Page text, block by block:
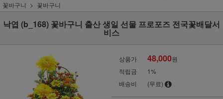
꽃바구니 꽃바구니
낙엽 (b_168) 꽃바구니 출산 생일 선물 프로포즈 전국꽃배달서
비스
상품가 48,000원
적립금
1%
배송비
(무료)